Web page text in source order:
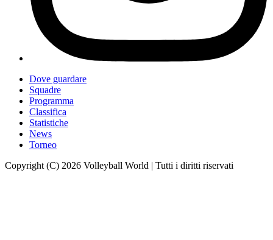
Dove guardare
Squadre
Programma
Classifica
Statistiche
News
Torneo
Copyright (C) 2026 Volleyball World | Tutti i diritti riservati